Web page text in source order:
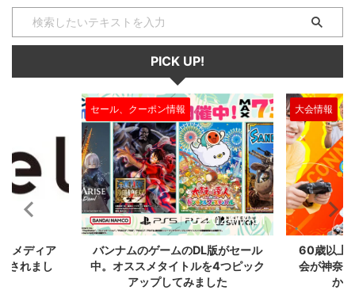
ても使いやすく、安定した強さを
から上級者まで愛用者が多い武器
になっています。 扱いやすいた
め、初心者の方はまずはARを使
ってみるのがおすすめです。
にとって、夢のような次世代ゲー
ムですね！！ ちなみにマインク
ラフトは2019年に、それまで全
世界売り上げ1位だったテトリス
を抜き、最も売れたゲームとなっ
...
PICK UP!
8/21
メディア
されまし
セール、クーポン情報
2024/7/31
バンナムのゲームのDL版がセール
中。オススメタイトルを4つピック
アップしてみました
大会情報
60歳以上
会が神奈
か